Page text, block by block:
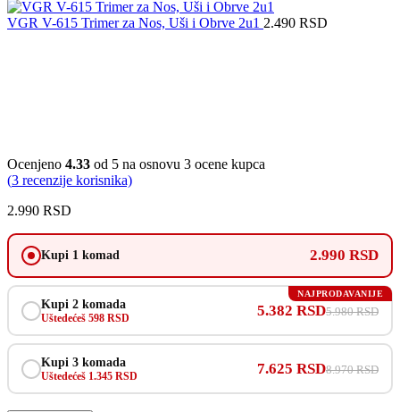
VGR V-615 Trimer za Nos, Uši i Obrve 2u1 2.490 RSD
Ocenjeno 4.33 od 5 na osnovu 3 ocene kupca
(3 recenzije korisnika)
2.990 RSD
Kupi 1 komad 2.990 RSD
Kupi 2 komada
Uštedećeš 598 RSD 5.382 RSD5.980 RSD
NAJPRODAVANIJE
Kupi 3 komada
Uštedećeš 1.345 RSD 7.625 RSD8.970 RSD